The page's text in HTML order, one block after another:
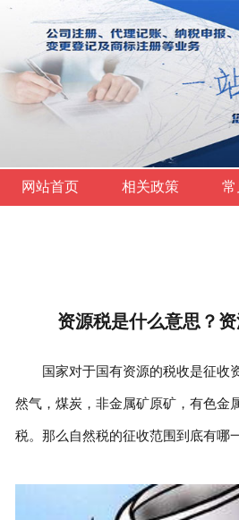
网站首页 相关政策 常
资源税是什么意思？
国家对于国有资源的税收是征收
然气，煤炭，非金属矿原矿，有色金
税。那么自然税的征收范围到底有哪